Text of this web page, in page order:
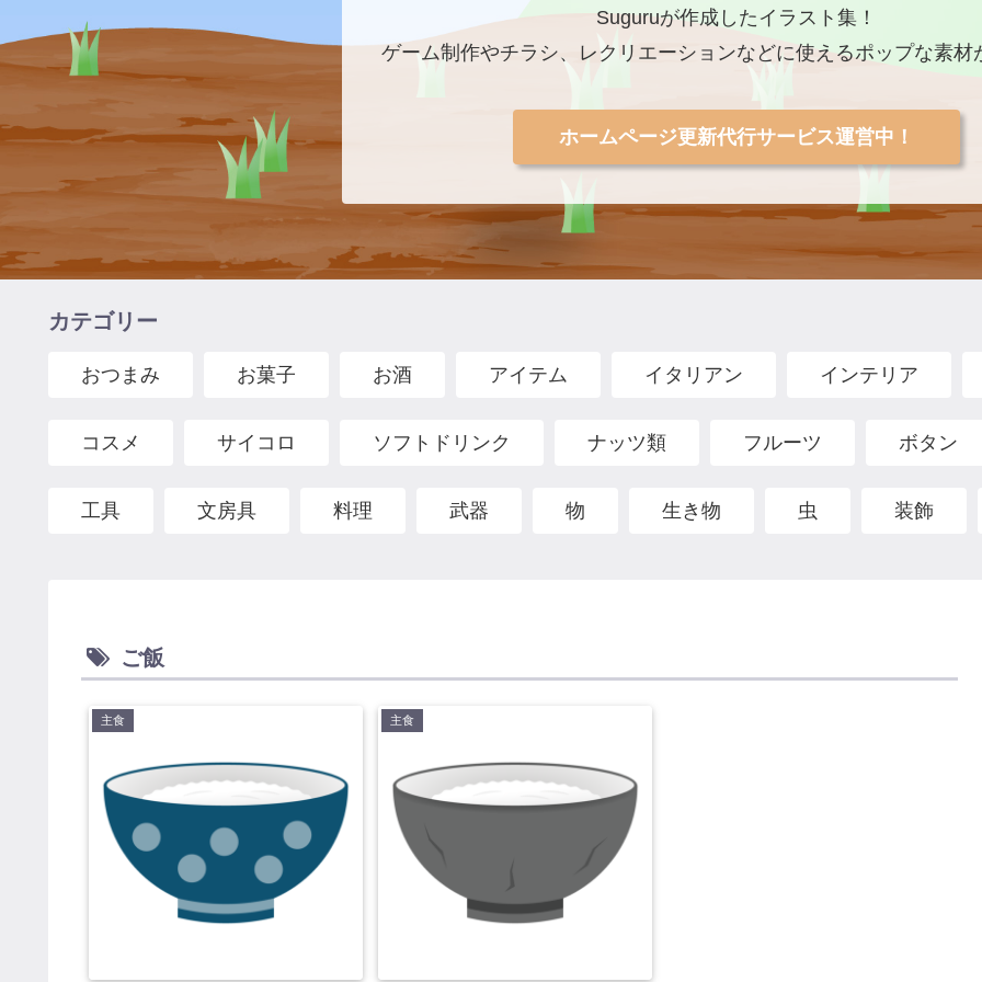
Suguruが作成したイラスト集！
ゲーム制作やチラシ、レクリエーションなどに使えるポップな素材
ホームページ更新代行サービス運営中！
カテゴリー
おつまみ お菓子 お酒 アイテム イタリアン インテリア
コスメ サイコロ ソフトドリンク ナッツ類 フルーツ ボタン
工具 文房具 料理 武器 物 生き物 虫 装飾
ご飯
主食 主食